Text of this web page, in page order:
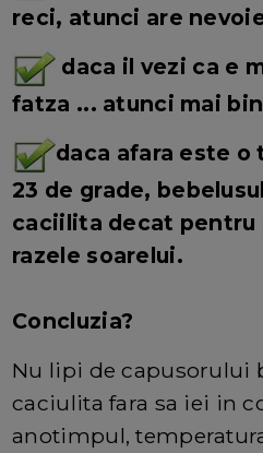
reci, atunci are
daca il vezi ca e
fatza ... atunci mai
daca afara este
23 de grade,
caciilita decat
razele soarelui.
Concluzia?
Nu lipi de capusorului
caciulita fara sa iei in
anotimpul,